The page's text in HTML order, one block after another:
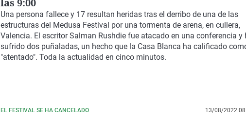
Una persona fallece y 17 resultan heridas tras el derribo de una de las
estructuras del Medusa Festival por una tormenta de arena, en cullera,
Valencia. El escritorSalman Rushdie fue atacado en una conferencia y
sufrido dos puñaladas, un hecho que la Casa Blanca ha calificado
"atentado". Toda la actualidad en cinco minutos.
EL FESTIVAL SE HA CANCELADO 13/08/2022